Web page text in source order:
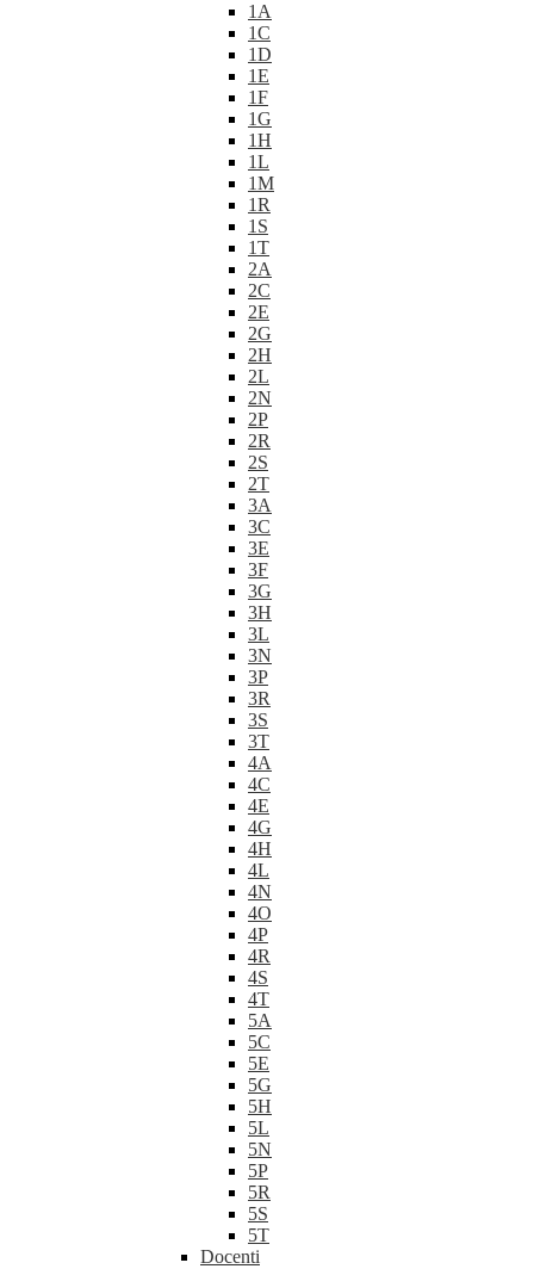
1A
1C
1D
1E
1F
1G
1H
1L
1M
1R
1S
1T
2A
2C
2E
2G
2H
2L
2N
2P
2R
2S
2T
3A
3C
3E
3F
3G
3H
3L
3N
3P
3R
3S
3T
4A
4C
4E
4G
4H
4L
4N
4O
4P
4R
4S
4T
5A
5C
5E
5G
5H
5L
5N
5P
5R
5S
5T
Docenti